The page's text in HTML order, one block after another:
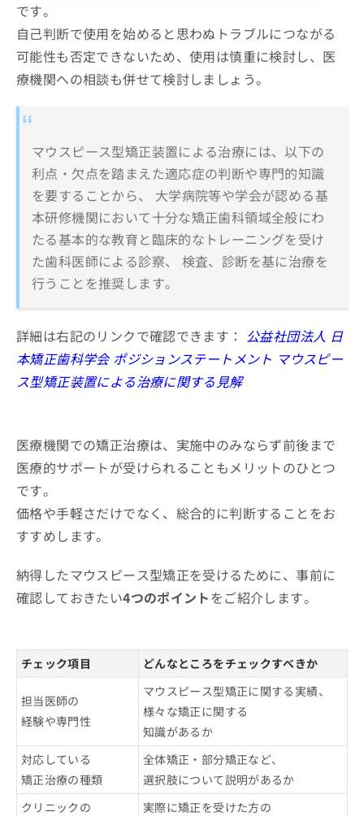
です。
自己判断で使用を始めると思わぬトラブルにつながる
可能性も否定できないため、使用は慎重に検討し、医
療機関への相談も併せて検討しましょう。
マウスピース型矯正装置による治療には、以下の
利点・欠点を踏まえた適応症の判断や専門的知識
を要することから、 大学病院等や学会が認める基
本研修機関において十分な矯正歯科領域全般にわ
たる基本的な教育と臨床的なトレーニングを受け
た歯科医師による診察、 検査、診断を基に治療を
行うことを推奨します。
詳細は右記のリンクで確認できます： 公益社団法人 日
本矯正歯科学会 ポジションステートメント マウスピー
ス型矯正装置による治療に関する見解
医療機関での矯正治療は、実施中のみならず前後まで
医療的サポートが受けられることもメリットのひとつ
です。
価格や手軽さだけでなく、総合的に判断することをお
すすめします。
納得したマウスピース型矯正を受けるために、事前に
確認しておきたい4つのポイントをご紹介します。
チェック項目 どんなところをチェックすべきか
担当医師の
経験や専門性
マウスピース型矯正に関する実績、
様々な矯正に関する
知識があるか
対応している
矯正治療の種類
全体矯正・部分矯正など、
選択肢について説明があるか
クリニックの
実際に矯正を受けた方の